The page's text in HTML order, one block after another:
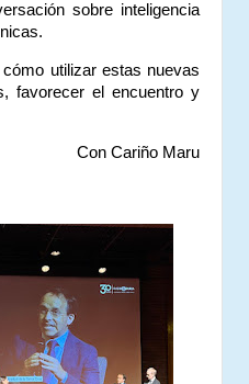
sobre inteligencia
utilizar estas nuevas
favorecer el encuentro y
Con Cariño Maru